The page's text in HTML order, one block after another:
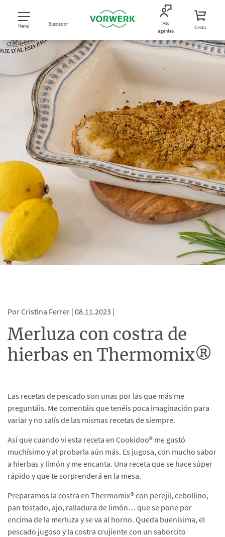
Menú Buscador
Mis
agentes
Cesta
Por Cristina Ferrer | 08.11.2023 |
Merluza con costra de
hierbas en Thermomix®
Las recetas de pescado son unas por las que más me
preguntáis. Me comentáis que tenéis poca imaginación para
variar y no salís de las mismas recetas de siempre.
Así que cuando vi esta receta en Cookidoo® me gustó
muchísimo y al probarla aún más. Es jugosa, con mucho sabor
a hierbas y limón y me encanta. Una receta que se hace súper
rápido y que te sorprenderá en la mesa.
Preparamos la costra en Thermomix® con perejil, cebollino,
pan tostado, ajo, ralladura de limón… que se pone por
encima de la merluza y se va al horno. Queda buenísima, el
pescado jugoso y la costra crujiente con un saborcito